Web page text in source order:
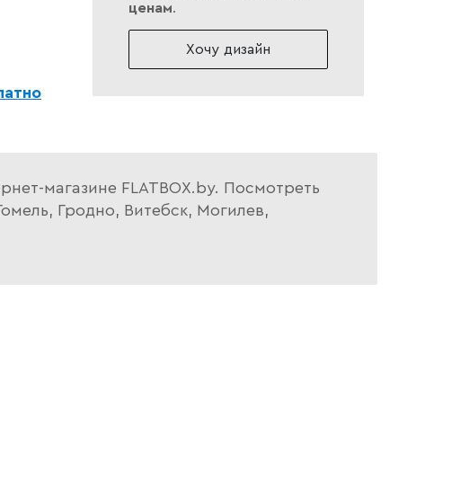
ценам.
Хочу дизайн
магазине FLATBOX.by. Посмотреть
Гродно, Витебск, Могилев,